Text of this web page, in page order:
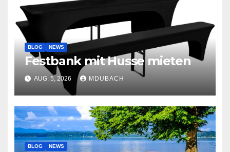
BLOG NEWS
Festbank mit Husse mieten
AUG. 5, 2026 MDUBACH
BLOG NEWS